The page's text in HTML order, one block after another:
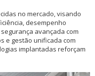
no mercado, visando
desempenho
avançada com
e gestão unificada com
implantadas reforçam